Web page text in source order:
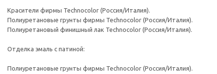
Красители фирмы Technocolor (Россия/Италия).
Полиуретановые грунты фирмы Technocolor (Россия/Италия).
Полиуретановый финишный лак Technocolor (Россия/Италия).
Отделка эмаль с патиной:
Полиуретановые грунты фирмы Technocolor (Россия/Италия).